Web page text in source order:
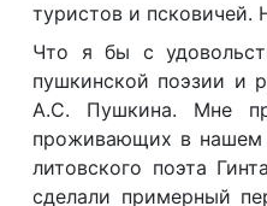
туристов и псковичей.
Что я бы с
пушкинской поэзии и
А.С. Пушкина. Мне
проживающих в нашем
литовского поэта
сделали примерный